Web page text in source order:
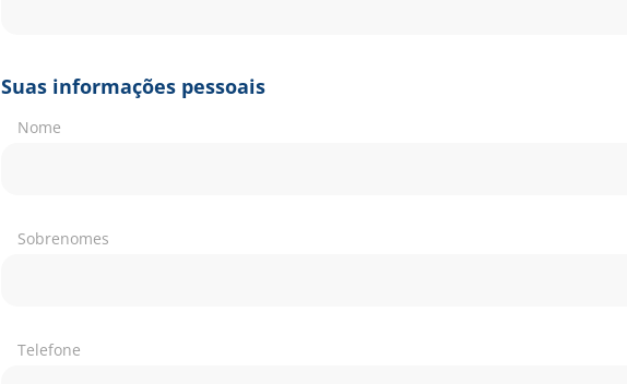
Suas informações pessoais
Nome
Sobrenomes
Telefone